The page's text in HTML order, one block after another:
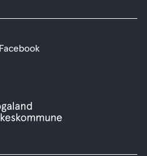
Facebook
Rogaland
fylkeskommune